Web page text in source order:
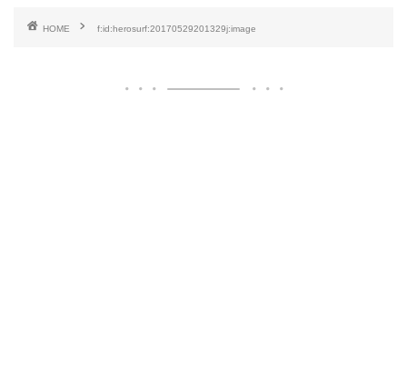
HOME f:id:herosurf:20170529201329j:image